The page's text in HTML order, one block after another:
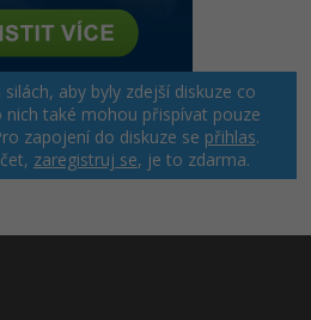
aby byly zdejší diskuze co
také mohou přispívat pouze
zapojení do diskuze se přihlas.
zaregistruj se, je to zdarma.